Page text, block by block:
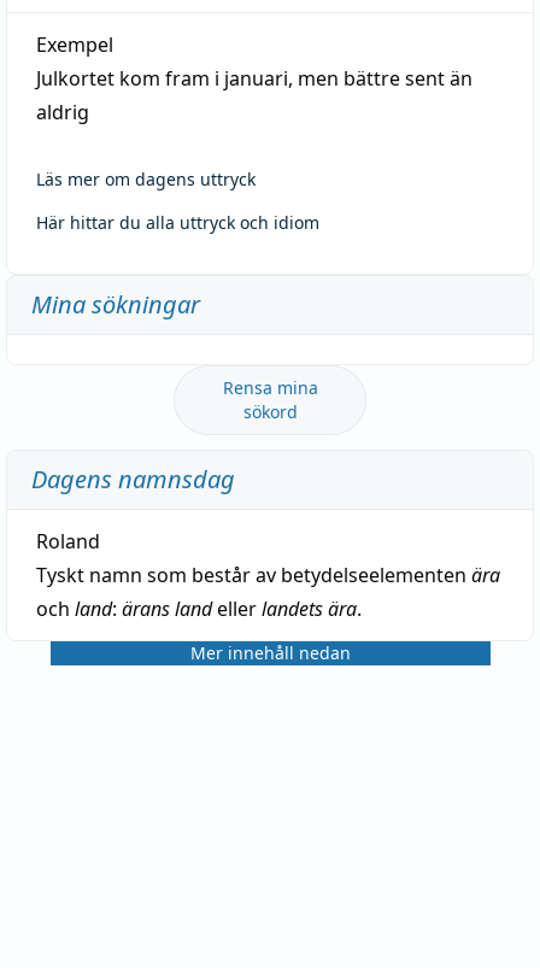
Exempel
Julkortet kom fram i januari, men bättre sent än
aldrig
Läs mer om dagens uttryck
Här hittar du alla uttryck och idiom
Mina sökningar
Rensa mina
sökord
Dagens namnsdag
Roland
Tyskt namn som består av betydelseelementen ära
och land: ärans landellerlandets ära.
Mer innehåll nedan